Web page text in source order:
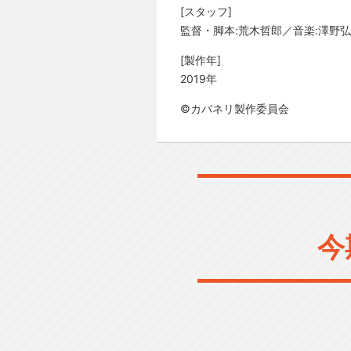
[スタッフ]
監督・脚本:荒木哲郎／音楽:澤野
[製作年]
2019年
©カバネリ製作委員会